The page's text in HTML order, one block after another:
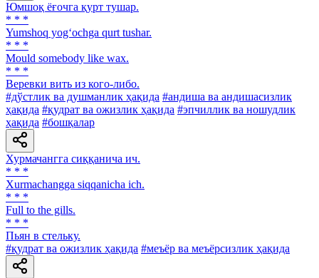
Юмшоқ ёғочга қурт тушар.
* * *
Yumshoq yog‘ochga qurt tushar.
* * *
Mould somebody like wax.
* * *
Веревки вить из кого-либо.
#дўстлик ва душманлик ҳақида #андиша ва андишасизлик
ҳақида #қудрат ва ожизлик ҳақида #эпчиллик ва ношудлик
ҳақида #бошқалар
Хурмачангга сиққанича ич.
* * *
Xurmachangga siqqanicha ich.
* * *
Full to the gills.
* * *
Пьян в стельку.
#қудрат ва ожизлик ҳақида #меъёр ва меъёрсизлик ҳақида